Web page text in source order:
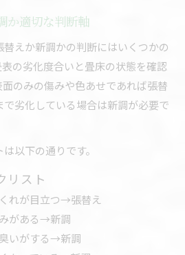
か適切な判断軸
えか新調かの判断にはいくつかの
の劣化度合いと畳床の状態を確認
のみの傷みや色あせであれば張替
で劣化している場合は新調が必要で
以下の通りです。
リスト
れが目立つ→張替え
がある→新調
いがする→新調